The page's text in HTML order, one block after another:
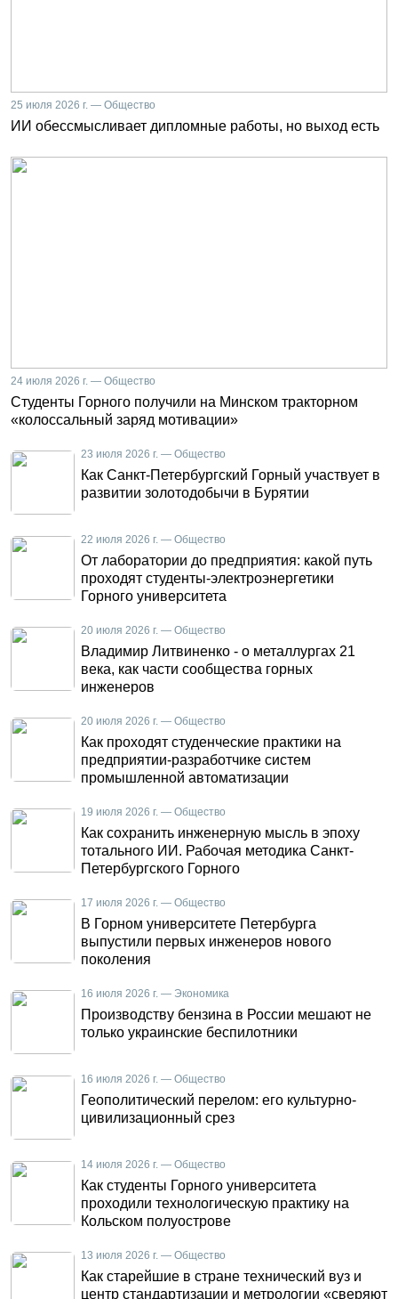
25 июля 2026 г. — Общество
ИИ обессмысливает дипломные работы, но выход есть
24 июля 2026 г. — Общество
Студенты Горного получили на Минском тракторном
«колоссальный заряд мотивации»
23 июля 2026 г. — Общество
Как Санкт-Петербургский Горный участвует в
развитии золотодобычи в Бурятии
22 июля 2026 г. — Общество
От лаборатории до предприятия: какой путь
проходят студенты-электроэнергетики
Горного университета
20 июля 2026 г. — Общество
Владимир Литвиненко - о металлургах 21
века, как части сообщества горных
инженеров
20 июля 2026 г. — Общество
Как проходят студенческие практики на
предприятии-разработчике систем
промышленной автоматизации
19 июля 2026 г. — Общество
Как сохранить инженерную мысль в эпоху
тотального ИИ. Рабочая методика Санкт-
Петербургского Горного
17 июля 2026 г. — Общество
В Горном университете Петербурга
выпустили первых инженеров нового
поколения
16 июля 2026 г. — Экономика
Производству бензина в России мешают не
только украинские беспилотники
16 июля 2026 г. — Общество
Геополитический перелом: его культурно-
цивилизационный срез
14 июля 2026 г. — Общество
Как студенты Горного университета
проходили технологическую практику на
Кольском полуострове
13 июля 2026 г. — Общество
Как старейшие в стране технический вуз и
центр стандартизации и метрологии «сверяют